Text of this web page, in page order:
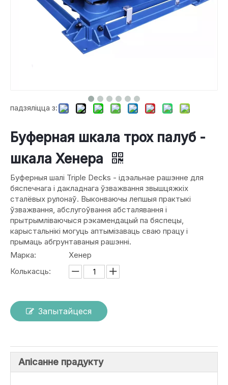
падзяліцца з:
Буферная шкала трох палуб -
шкала Хенера
Буферныя шалі Triple Decks - ідэальнае рашэнне для
бяспечнага і дакладнага ўзважвання звышцяжкіх
сталёвых рулонаў. Выконваючы лепшыя практыкі
ўзважвання, абслугоўвання абсталявання і
прытрымліваючыся рэкамендацый па бяспецы,
карыстальнікі могуць аптымізаваць сваю працу і
прымаць абгрунтаваныя рашэнні.
Марка:
Хенер
Колькасць:
Запытайцеся
Апісанне прадукту